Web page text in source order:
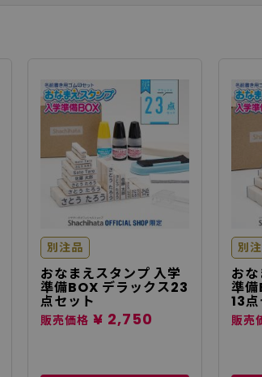
別注品
おなまえスタンプ 入学
準備BOX デラックス23
点セット
販売価格 ¥ 2,750
別
お
準
13
販売